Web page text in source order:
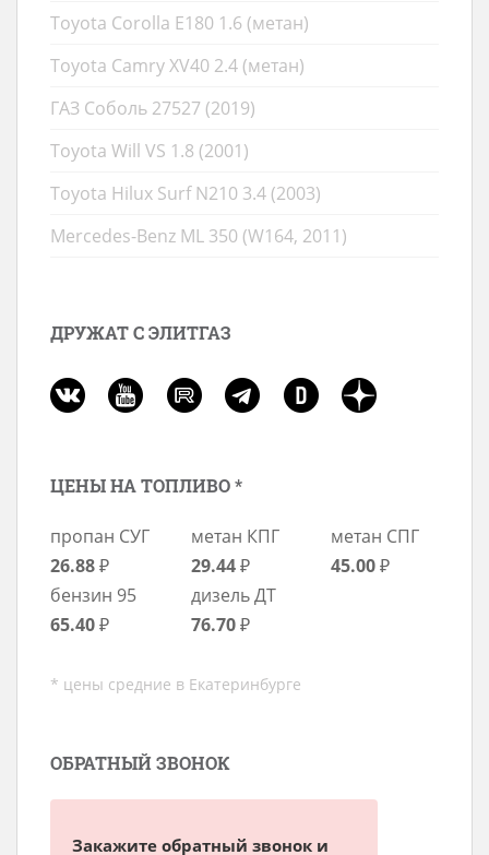
Toyota Corolla E180 1.6 (метан)
Toyota Camry XV40 2.4 (метан)
ГАЗ Соболь 27527 (2019)
Toyota Will VS 1.8 (2001)
Toyota Hilux Surf N210 3.4 (2003)
Mercedes-Benz ML 350 (W164, 2011)
ДРУЖАТ С ЭЛИТГАЗ
ЦЕНЫ НА ТОПЛИВО *
пропан СУГ
26.88₽
метан КПГ
29.44₽
метан СПГ
45.00₽
бензин 95
65.40₽
дизель ДТ
76.70₽
* цены средние в Екатеринбурге
ОБРАТНЫЙ ЗВОНОК
Закажите обратный звонок и